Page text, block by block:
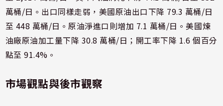
萬桶/日。出口同樣走弱，美國原油出口下降 79.3 萬桶/日
至 448 萬桶/日。原油淨進口則增加 7.1 萬桶/日。美國煉
油廠原油加工量下降 30.8 萬桶/日；開工率下降 1.6 個百分
點至 91.4%。
市場觀點與後市觀察